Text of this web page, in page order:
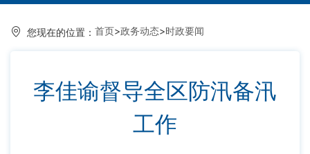
您现在的位置： 首页>政务动态>时政要闻
李佳谕督导全区防汛备汛
工作